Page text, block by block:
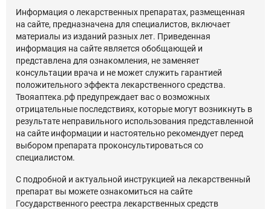
Информация о лекарственных препаратах, размещенная
на сайте, предназначена для специалистов, включает
материалы из изданий разных лет. Приведенная
информация на сайте является обобщающей и
представлена для ознакомления, не заменяет
консультации врача и не может служить гарантией
положительного эффекта лекарственного средства.
Твояаптека.рф предупреждает вас о возможных
отрицательные последствиях, которые могут возникнуть в
результате неправильного использования представленной
на сайте информации и настоятельно рекомендует перед
выбором препарата проконсультироваться со
специалистом.
С подробной и актуальной инструкцией на лекарственный
препарат вы можете ознакомиться на сайте
Государственного реестра лекарственных средств